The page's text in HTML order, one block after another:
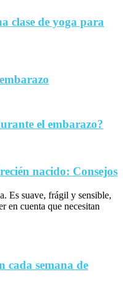
clase de yoga para
el embarazo?
nacido: Consejos
Es suave, frágil y sensible,
en cuenta que necesitan
cada semana de